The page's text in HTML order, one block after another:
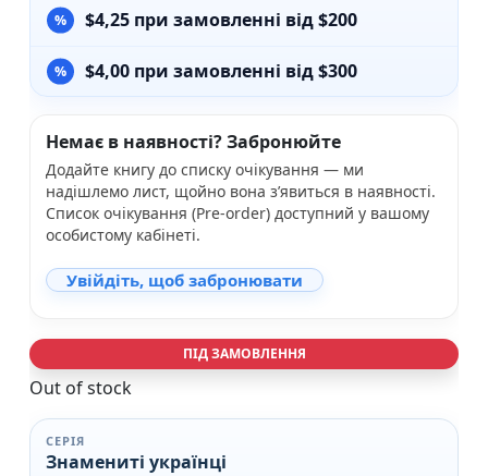
$4,25 при замовленні від $200
$4,00 при замовленні від $300
Немає в наявності? Забронюйте
Додайте книгу до списку очікування — ми
надішлемо лист, щойно вона з’явиться в наявності.
Список очікування (Pre-order) доступний у вашому
особистому кабінеті.
Увійдіть, щоб забронювати
ПІД ЗАМОВЛЕННЯ
Out of stock
СЕРІЯ
Знамениті українцi